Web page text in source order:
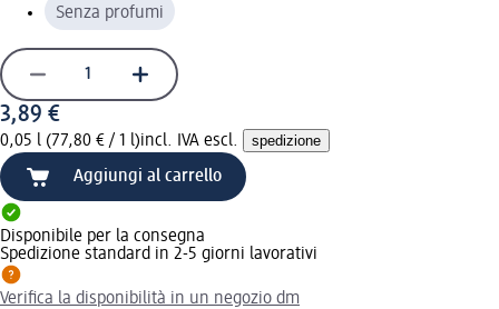
Senza profumi
3,89 €
0,05 l (77,80 € / 1 l)incl. IVA escl. spedizione
Aggiungi al carrello
Disponibile per la consegna
Spedizione standard in 2-5 giorni lavorativi
Verifica la disponibilità in un negozio dm